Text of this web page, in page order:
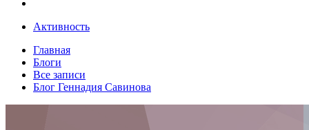
Активность
Главная
Блоги
Все записи
Блог Геннадия Савинова